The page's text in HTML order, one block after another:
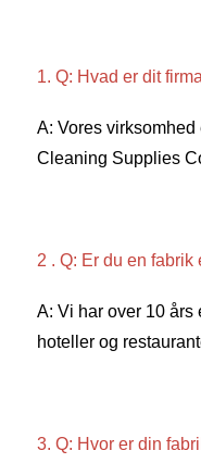
1. Q: Hvad er dit
A: Vores
Cleaning Supplies
2 . Q: Er du en
A: Vi har over 10 års
hoteller og
3. Q: Hvor er din